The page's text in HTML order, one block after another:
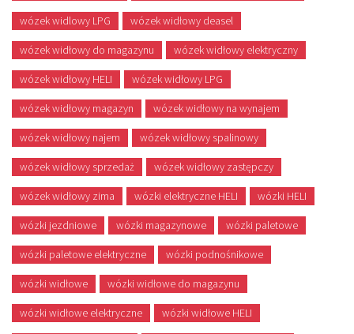
wózek widlowy LPG wózek widłowy deasel
wózek widłowy do magazynu wózek widłowy elektryczny
wózek widłowy HELI wózek widłowy LPG
wózek widłowy magazyn wózek widłowy na wynajem
wózek widłowy najem wózek widłowy spalinowy
wózek widłowy sprzedaż wózek widłowy zastępczy
wózek widłowy zima wózki elektryczne HELI wózki HELI
wózki jezdniowe wózki magazynowe wózki paletowe
wózki paletowe elektryczne wózki podnośnikowe
wózki widłowe wózki widłowe do magazynu
wózki widłowe elektryczne wózki widłowe HELI